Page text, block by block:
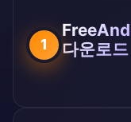
1
다운로드